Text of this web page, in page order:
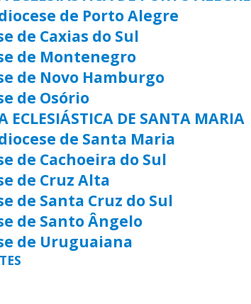
de Porto Alegre
de Caxias do Sul
de Montenegro
de Novo Hamburgo
de Osório
ECLESIÁSTICA DE SANTA MARIA
de Santa Maria
de Cachoeira do Sul
de Cruz Alta
de Santa Cruz do Sul
de Santo Ângelo
de Uruguaiana